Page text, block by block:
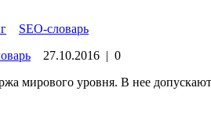
SEO-словарь
27.10.2016 | 0
мирового уровня. В нее